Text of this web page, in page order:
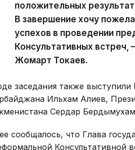
положительных
В завершение хочу
успехов в проведении
Консультативных
Жомарт Токаев.
заседания также
Ильхам Алиев,
Сердар
сообщалось, что Глава
Консультативной